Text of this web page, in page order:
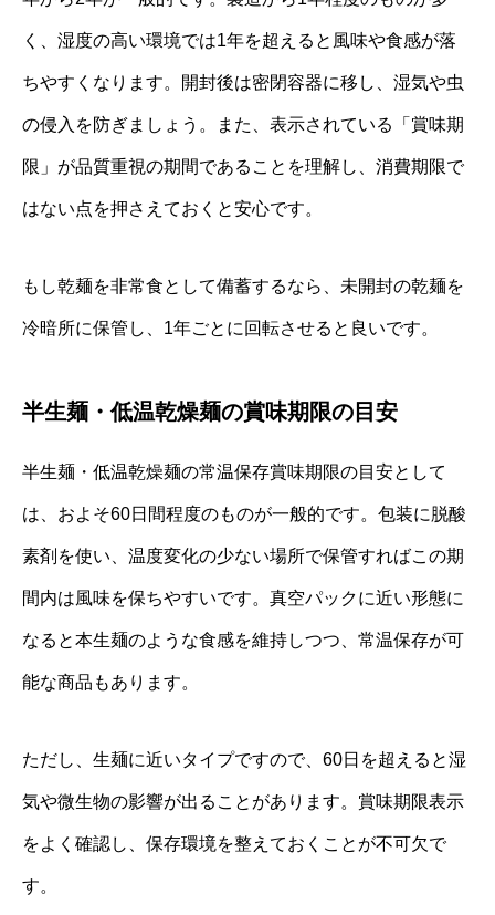
く、湿度の高い環境では1年を超えると風味や食感が落
ちやすくなります。開封後は密閉容器に移し、湿気や虫
の侵入を防ぎましょう。また、表示されている「賞味期
限」が品質重視の期間であることを理解し、消費期限で
はない点を押さえておくと安心です。
もし乾麺を非常食として備蓄するなら、未開封の乾麺を
冷暗所に保管し、1年ごとに回転させると良いです。
半生麺・低温乾燥麺の賞味期限の目安
半生麺・低温乾燥麺の常温保存賞味期限の目安として
は、およそ60日間程度のものが一般的です。包装に脱酸
素剤を使い、温度変化の少ない場所で保管すればこの期
間内は風味を保ちやすいです。真空パックに近い形態に
なると本生麺のような食感を維持しつつ、常温保存が可
能な商品もあります。
ただし、生麺に近いタイプですので、60日を超えると湿
気や微生物の影響が出ることがあります。賞味期限表示
をよく確認し、保存環境を整えておくことが不可欠で
す。